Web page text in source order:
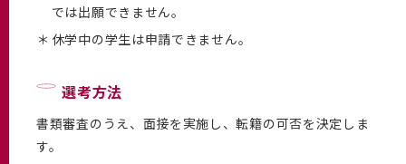
では出願できません。
＊ 休学中の学生は申請できません。
選考方法
書類審査のうえ、面接を実施し、転籍の可否を決定しま
す。